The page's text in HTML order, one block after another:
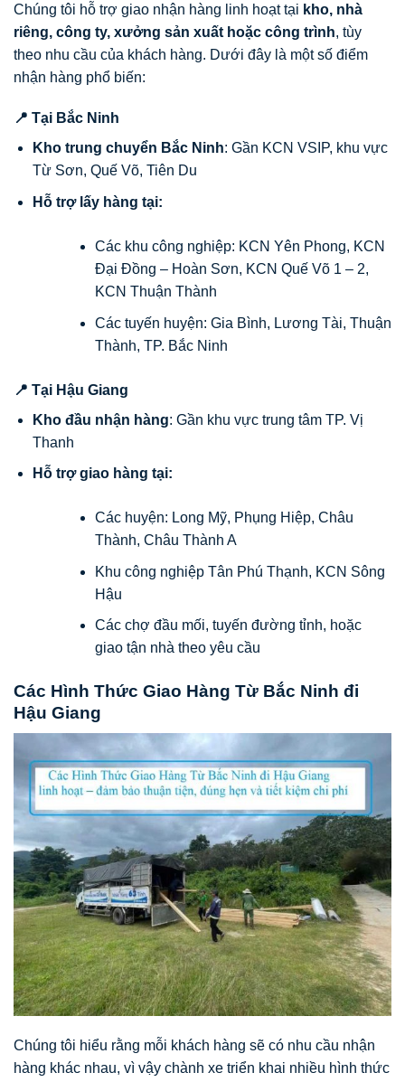
Chúng tôi hỗ trợ giao nhận hàng linh hoạt tại kho, nhà
riêng, công ty, xưởng sản xuất hoặc công trình, tùy
theo nhu cầu của khách hàng. Dưới đây là một số điểm
nhận hàng phổ biến:
📍 Tại Bắc Ninh
Kho trung chuyển Bắc Ninh: Gần KCN VSIP, khu vực
Từ Sơn, Quế Võ, Tiên Du
Hỗ trợ lấy hàng tại:
Các khu công nghiệp: KCN Yên Phong, KCN
Đại Đồng – Hoàn Sơn, KCN Quế Võ 1 – 2,
KCN Thuận Thành
Các tuyến huyện: Gia Bình, Lương Tài, Thuận
Thành, TP. Bắc Ninh
📍 Tại Hậu Giang
Kho đầu nhận hàng: Gần khu vực trung tâm TP. Vị
Thanh
Hỗ trợ giao hàng tại:
Các huyện: Long Mỹ, Phụng Hiệp, Châu
Thành, Châu Thành A
Khu công nghiệp Tân Phú Thạnh, KCN Sông
Hậu
Các chợ đầu mối, tuyến đường tỉnh, hoặc
giao tận nhà theo yêu cầu
Các Hình Thức Giao Hàng Từ Bắc Ninh đi
Hậu Giang
Chúng tôi hiểu rằng mỗi khách hàng sẽ có nhu cầu nhận
hàng khác nhau, vì vậy chành xe triển khai nhiều hình thức